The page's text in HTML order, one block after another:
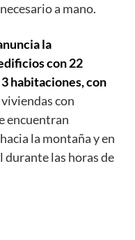
a mano.
la
con 22
habitaciones, con
con
encuentran
la montaña y en
durante las horas de